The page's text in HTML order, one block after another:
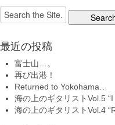
Search
for:
最近の投稿
富士山…。
再び出港！
Returned to Yokohama…
海の上のギタリストVol.5
海の上のギタリストVol.4